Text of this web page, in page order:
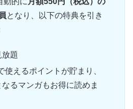
となり、以下の特典を引き
題
使えるポイントが貯まり、
るマンガもお得に読めま